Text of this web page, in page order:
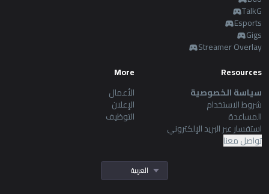
TalkG
Esports
Gigs
Streamer Overlay
Resources
سياسة الخصوصية
شروط الاستخدام
المساعدة
استفسار عبر البريد الإلكتروني
تواصل معنا
More
الأعمال
الإعلان
التوظيف
العربية